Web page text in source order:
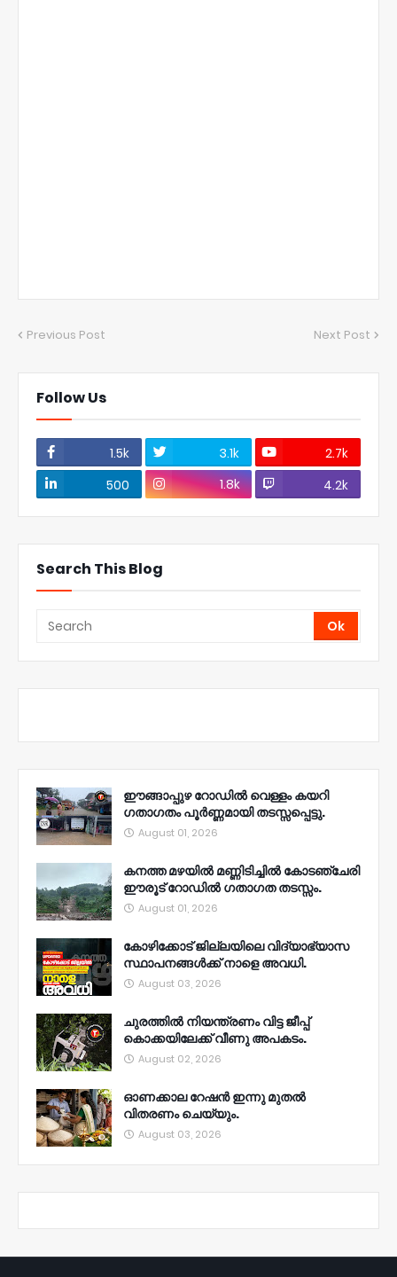
Previous Post Next Post
Follow Us
1.5k 3.1k
2.7k
500
1.8k 4.2k
Search This Blog
ഈങ്ങാപ്പുഴ റോഡിൽ വെള്ളം കയറി
ഗതാഗതം പൂർണ്ണമായി തടസ്സപ്പെട്ടു.
August 01, 2026
കനത്ത മഴയിൽ മണ്ണിടിച്ചിൽ കോടഞ്ചേരി
ഈരൂട് റോഡിൽ ഗതാഗത തടസ്സം.
August 01, 2026
കോഴിക്കോട് ജില്ലയിലെ വിദ്യാഭ്യാസ
സ്ഥാപനങ്ങൾക്ക് നാളെ അവധി.
August 03, 2026
ചുരത്തിൽ നിയന്ത്രണം വിട്ട ജീപ്പ്
കൊക്കയിലേക്ക് വീണു അപകടം.
August 02, 2026
ഓണക്കാല റേഷൻ ഇന്നു മുതല്‍
വിതരണം ചെയ്യും.
August 03, 2026